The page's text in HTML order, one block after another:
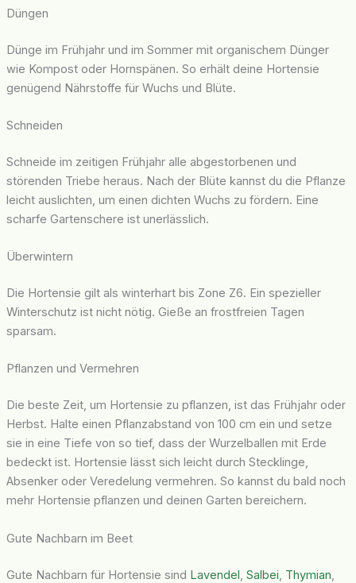
Düngen
Dünge im Frühjahr und im Sommer mit organischem Dünger
wie Kompost oder Hornspänen. So erhält deine Hortensie
genügend Nährstoffe für Wuchs und Blüte.
Schneiden
Schneide im zeitigen Frühjahr alle abgestorbenen und
störenden Triebe heraus. Nach der Blüte kannst du die Pflanze
leicht auslichten, um einen dichten Wuchs zu fördern. Eine
scharfe Gartenschere ist unerlässlich.
Überwintern
Die Hortensie gilt als winterhart bis Zone Z6. Ein spezieller
Winterschutz ist nicht nötig. Gieße an frostfreien Tagen
sparsam.
Pflanzen und Vermehren
Die beste Zeit, um Hortensie zu pflanzen, ist das Frühjahr oder
Herbst. Halte einen Pflanzabstand von 100 cm ein und setze
sie in eine Tiefe von so tief, dass der Wurzelballen mit Erde
bedeckt ist. Hortensie lässt sich leicht durch Stecklinge,
Absenker oder Veredelung vermehren. So kannst du bald noch
mehr Hortensie pflanzen und deinen Garten bereichern.
Gute Nachbarn im Beet
Gute Nachbarn für Hortensie sind Lavendel Salbei Thymian